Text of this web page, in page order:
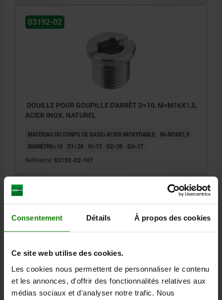
Consentement Détails À propos des cookies
Ce site web utilise des cookies.
Les cookies nous permettent de personnaliser le contenu
et les annonces, d'offrir des fonctionnalités relatives aux
médias sociaux et d'analyser notre trafic. Nous
03192-02
DOUILLE POUR GOUPILLE D'ARRÊT D=10, M=M16X1,5,
ACIER INOX. NATUREL
MATÉRIAU DU CORPS DE BASE=ACIER INOXYDABLE
M=M16X1,5
DIAMÈTRE=10
D1=20 H=17 D2=20 D3=17
Référence: 03192-02-101
DÉTAILS
CAO
TÉLÉCHARGEMENTS